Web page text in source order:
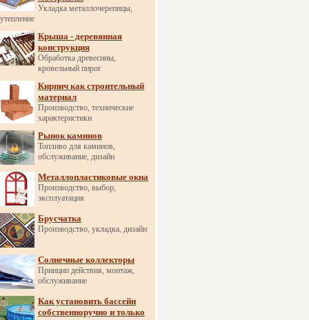
Укладка металлочерепицы,
утепление
Крыша - деревянная
конструкция
Обработка древесины,
кровельный пирог
Кирпич как строительный
материал
Производство, технические
характеристики
Рынок каминов
Топливо для каминов,
обслуживание, дизайн
Металлопластиковые окна
Производство, выбор,
эксплуатация
Брусчатка
Производство, укладка, дизайн
Солнечные коллекторы
Принцип действия, монтаж,
обслуживание
Как установить бассейн
собственноручно и только